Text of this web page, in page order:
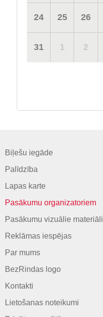
24 25 26
31 1 2
Biļešu iegāde
Palīdzība
Lapas karte
Pasākumu organizatoriem
Pasākumu vizuālie materiāli
Reklāmas iespējas
Par mums
BezRindas logo
Kontakti
Lietošanas noteikumi